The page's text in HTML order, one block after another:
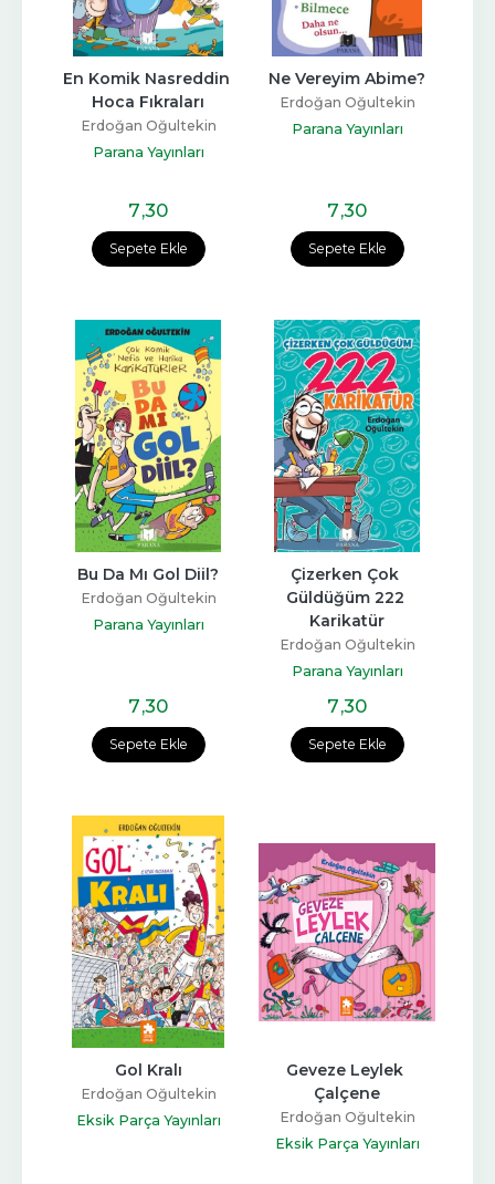
Sepete Ekle
En Komik Nasreddin
Hoca Fıkraları
Erdoğan Oğultekin
Parana Yayınları
7,30
Sepete Ekle
Ne Vereyim Abime?
Erdoğan Oğultekin
Parana Yayınları
7,30
Sepete Ekle
Bu Da Mı Gol Diil?
Erdoğan Oğultekin
Parana Yayınları
7,30
Sepete Ekle
Çizerken Çok
Güldüğüm 222
Karikatür
Erdoğan Oğultekin
Parana Yayınları
7,30
Gol Kralı
Erdoğan Oğultekin
Eksik Parça Yayınları
Geveze Leylek
Çalçene
Erdoğan Oğultekin
Eksik Parça Yayınları